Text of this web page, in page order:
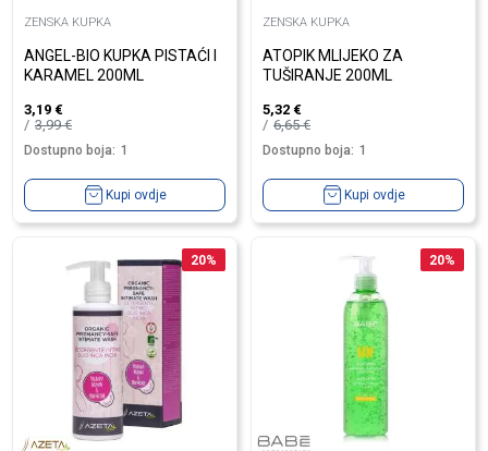
ZENSKA KUPKA
ANGEL-BIO KUPKA PISTAĆI I
KARAMEL 200ML
3,19 €
3,99€
Dostupno boja: 1
Kupi ovdje
ZENSKA KUPKA
ATOPIK MLIJEKO ZA
TUŠIRANJE 200ML
5,32 €
6,65€
Dostupno boja: 1
Kupi ovdje
20% 20%